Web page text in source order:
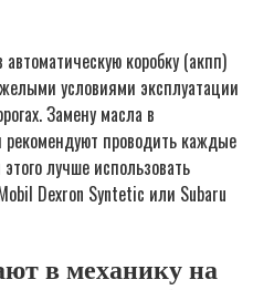
коробку (акпп)
условиями эксплуатации
Замену масла в
рекомендуют проводить каждые
лучше использовать
Dexron Syntetic или Subaru
в механику на